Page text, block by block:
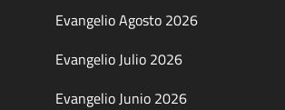
Evangelio Agosto 2026
Evangelio Julio 2026
Evangelio Junio 2026